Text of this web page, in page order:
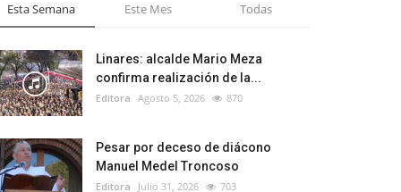
Esta Semana Este Mes Todas
Linares: alcalde Mario Meza
confirma realización de la...
Editora Agosto 5, 2026 870
Pesar por deceso de diácono
Manuel Medel Troncoso
Editora Julio 31, 2026 703